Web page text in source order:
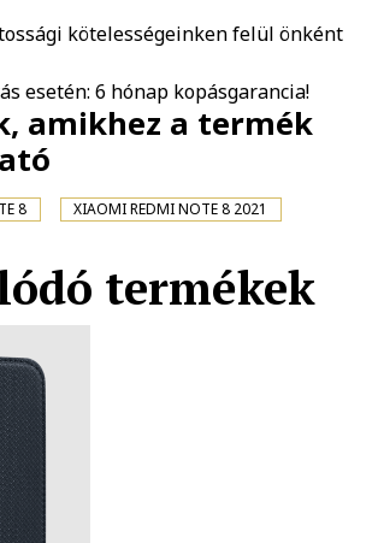
kötelességeinken felül önként
esetén: 6 hónap kopásgarancia!
amikhez a termék
8 XIAOMI REDMI NOTE 8 2021
termékek